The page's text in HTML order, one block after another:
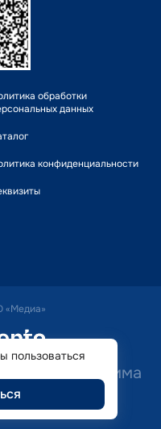
обработки
данных
конфиденциальности
«Медиа»
Необходима
пользоваться